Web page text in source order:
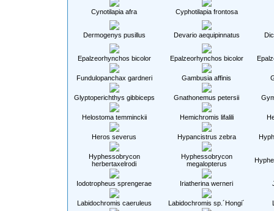
Cynotilapia afra Cyphotilapia frontosa
Dermogenys pusillus Devario aequipinnatus
Epalzeorhynchos bicolor Epalzeorhynchos bicolor
Fundulopanchax gardneri Gambusia affinis
Glyptoperichthys gibbiceps Gnathonemus petersii
Helostoma temminckii Hemichromis lifalili
Heros severus Hypancistrus zebra
Hyphessobrycon
herbertaxelrodi
Hyphessobrycon
megalopterus
Iodotropheus sprengerae Iriatherina werneri
Labidochromis caeruleus Labidochromis sp.´Hongi´